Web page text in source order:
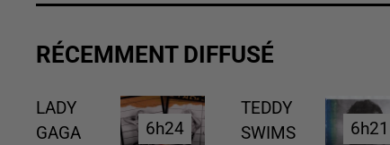
RÉCEMMENT DIFFUSÉ
LADY
GAGA
6h24
6h24
TEDDY
SWIMS
6h21
6h21